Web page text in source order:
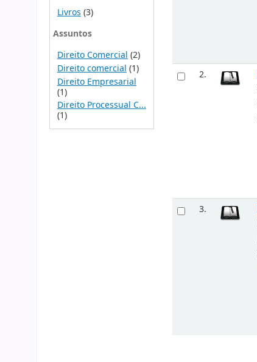
Livros (3)
Assuntos
Direito Comercial (2)
Direito comercial (1)
Direito Empresarial
(1)
Direito Processual C...
(1)
2.
3.